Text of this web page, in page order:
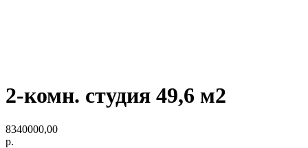
2-комн. студия 49,6 м2
8340000,00
р.